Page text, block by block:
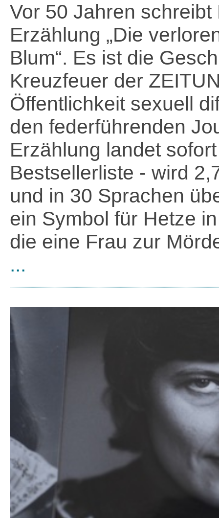
Vor 50 Jahren
Erzählung „Die
Blum“. Es ist die
Kreuzfeuer der
Öffentlichkeit sexuell
den federführenden
Erzählung landet
Bestsellerliste - wird
und in 30 Sprachen
ein Symbol für Hetze
die eine Frau zur
...